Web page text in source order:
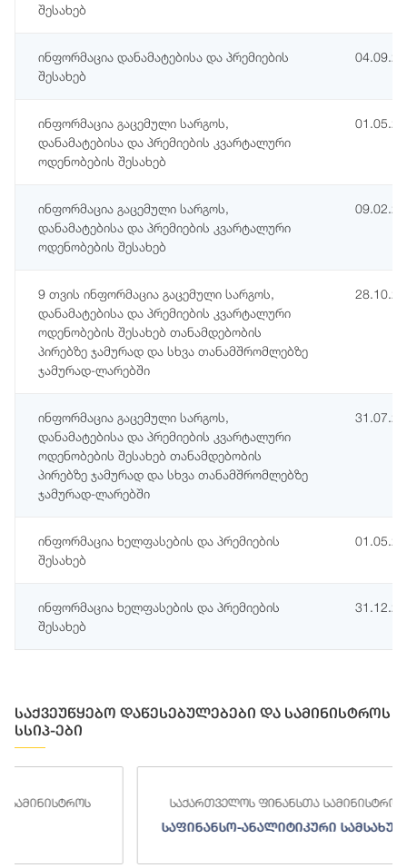
შესახებ
ინფორმაცია დანამატებისა და პრემიების
შესახებ
ინფორმაცია გაცემული სარგოს,
დანამატებისა და პრემიების კვარტალური
ოდენობების შესახებ
ინფორმაცია გაცემული სარგოს,
დანამატებისა და პრემიების კვარტალური
ოდენობების შესახებ
9 თვის ინფორმაცია გაცემული სარგოს,
დანამატებისა და პრემიების კვარტალური
ოდენობების შესახებ თანამდებობის
პირებზე ჯამურად და სხვა თანამშრომლებზე
ჯამურად-ლარებში
ინფორმაცია გაცემული სარგოს,
დანამატებისა და პრემიების კვარტალური
ოდენობების შესახებ თანამდებობის
პირებზე ჯამურად და სხვა თანამშრომლებზე
ჯამურად-ლარებში
ინფორმაცია ხელფასების და პრემიების
შესახებ
ინფორმაცია ხელფასების და პრემიების
შესახებ
საქვეუწყებო დაწესებულებები და სამინისტროს
სსიპ-ები
საქართველოს ფინანსთა სამინისტროს
საფინანსო-ანალიტიკური სამსახური